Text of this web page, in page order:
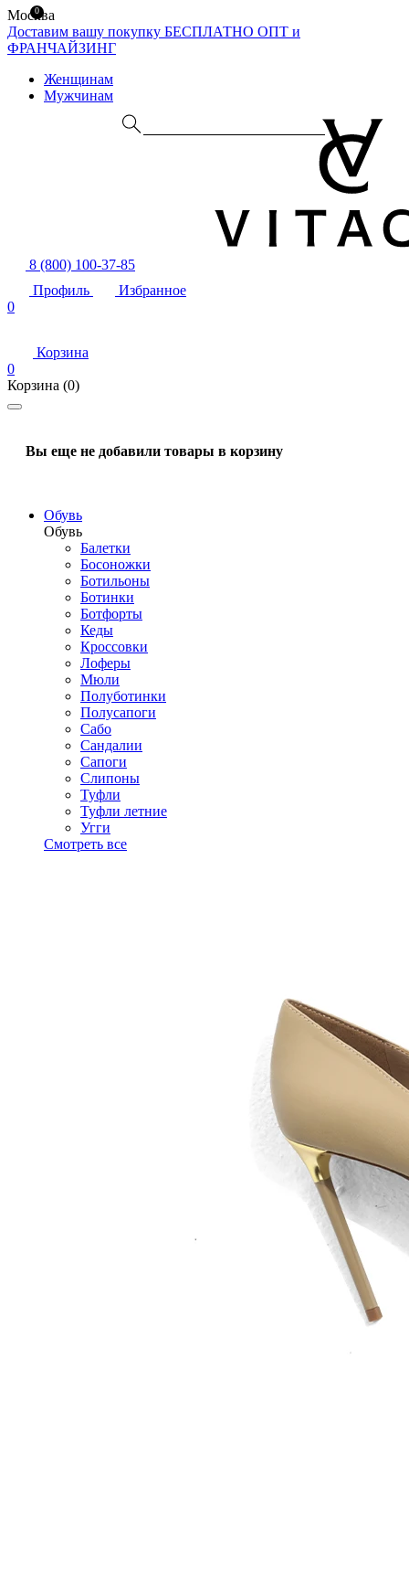
Москва
Доставим вашу покупку БЕСПЛАТНО ОПТ и
ФРАНЧАЙЗИНГ
Женщинам
Мужчинам
8 (800) 100-37-85
Профиль
Избранное
0
Корзина
0
Корзина (0)
Вы еще не добавили товары в корзину
Обувь
Обувь
Балетки
Босоножки
Ботильоны
Ботинки
Ботфорты
Кеды
Кроссовки
Лоферы
Мюли
Полуботинки
Полусапоги
Сабо
Сандалии
Сапоги
Слипоны
Туфли
Туфли летние
Угги
Смотреть все
0